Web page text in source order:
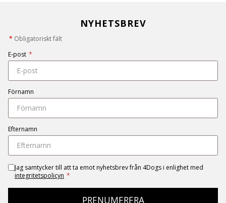
NYHETSBREV
* Obligatoriskt fält
E-post *
Förnamn
Efternamn
Jag samtycker till att ta emot nyhetsbrev från 4Dogs i enlighet med
integritetspolicyn *
PRENUMERERA